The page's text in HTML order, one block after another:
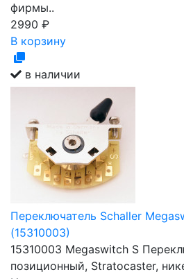
фирмы..
2990 ₽
В корзину
в наличии
Переключатель Schaller
(15310003)
15310003 Megaswitch S
позиционный, Stratocaster,